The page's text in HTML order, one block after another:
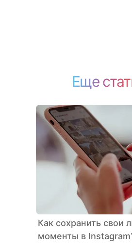
Еще
Как сохранить свои
моменты в